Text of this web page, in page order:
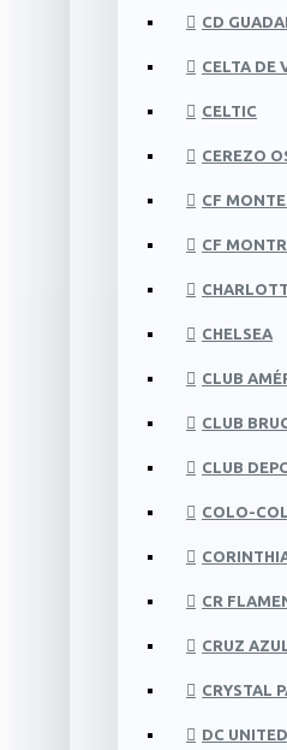
CD
CELTA DE
CELTIC
CEREZO
CF
CF
CHELSEA
CLUB
CLUB
CLUB
COLO-
CR
CRUZ
CRYSTAL
DC UNITED